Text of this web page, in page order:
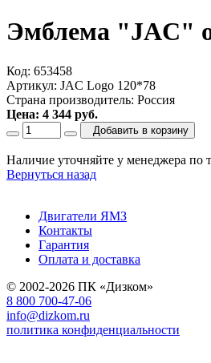
Эмблема "JAC"
Код: 653458
Артикул: JAC Logo 120*78
Страна производитель: Россия
Цена: 4 344 руб.
Добавить в корзину
Наличие уточняйте у менеджера по
Вернуться назад
Двигатели ЯМЗ
Контакты
Гарантия
Оплата и доставка
© 2002-2026 ПК «Дизком»
8 800 700-47-06
info@dizkom.ru
политика конфиденциальности